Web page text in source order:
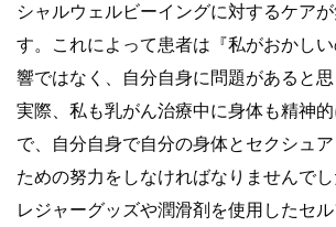
シャルウェルビーイングに対するケア
す。これによって患者は『私がおかし
響ではなく、自分自身に問題があると思
実際、私も乳がん治療中に身体も精神
で、自分自身で自分の身体とセクシュ
ための努力をしなければなりませんで
レジャーグッズや潤滑剤を使用したセ